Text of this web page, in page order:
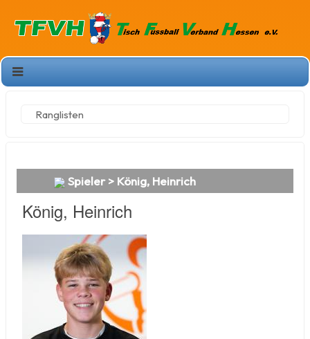
Ranglisten
Spieler > König, Heinrich
König, Heinrich